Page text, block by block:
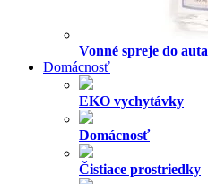
Vonné spreje do auta
Domácnosť
EKO vychytávky
Domácnosť
Čistiace prostriedky